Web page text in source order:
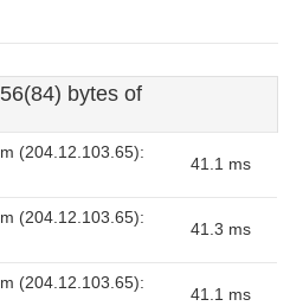
bytes of
(204.12.103.65):
41.1 ms
(204.12.103.65):
41.3 ms
(204.12.103.65):
41.1 ms